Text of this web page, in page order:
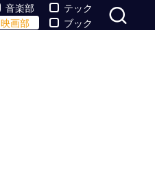
音楽部
映画部
テック
ブック